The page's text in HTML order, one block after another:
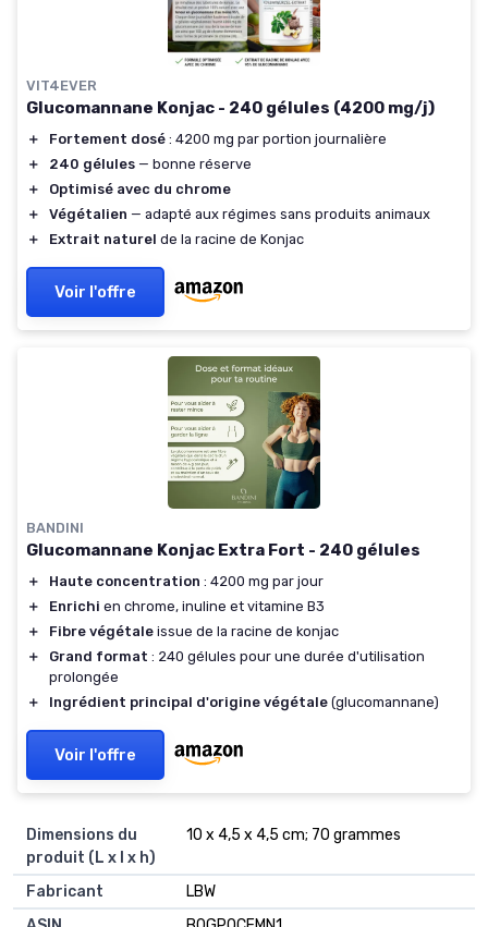
VIT4EVER
Glucomannane Konjac - 240 gélules (4200 mg/j)
＋ Fortement dosé : 4200 mg par portion journalière
＋
240 gélules — bonne réserve
＋
Optimisé avec du chrome
＋
Végétalien — adapté aux régimes sans produits animaux
＋
Extrait naturel de la racine de Konjac
Voir l'offre
BANDINI
Glucomannane Konjac Extra Fort - 240 gélules
＋ Haute concentration : 4200 mg par jour
＋
Enrichi en chrome, inuline et vitamine B3
＋
Fibre végétale issue de la racine de konjac
＋
Grand format : 240 gélules pour une durée d'utilisation
prolongée
＋
Ingrédient principal d'origine végétale (glucomannane)
Voir l'offre
Dimensions du
produit (L x l x h)
10 x 4,5 x 4,5 cm; 70 grammes
Fabricant
LBW